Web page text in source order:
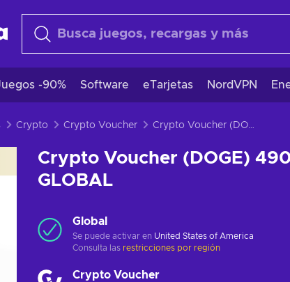
-90% Software eTarjetas NordVPN
Crypto Crypto Voucher Crypto Voucher (DOGE) 490 EUR Key GLOBAL
Crypto Voucher (DOGE)
GLOBAL
Global
Se puede activar en United States of America
Consulta las restricciones por región
Crypto Voucher